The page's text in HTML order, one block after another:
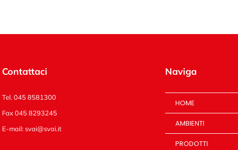
Contattaci
Tel. 045 8581300
Fax 045 8293245
E-mail:svai@svai.it
Naviga
HOME
AMBIENTI
PRODOTTI